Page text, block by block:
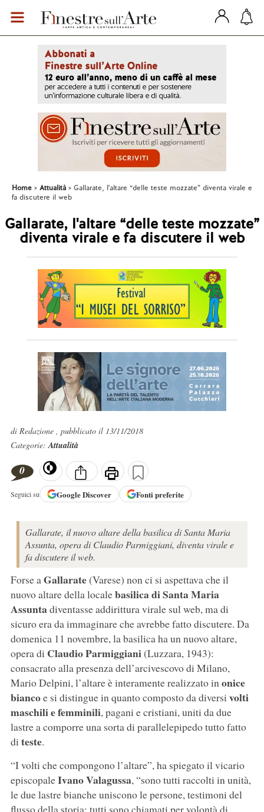
Home Attualità
Gallarate, l'altare “delle teste mozzate” diventa virale e
fa discutere il web
Gallarate, l'altare “delle teste mozzate”
diventa virale e fa discutere il web
di Redazione , pubblicato il 13/11/2018
Categorie:Attualità
0
Seguici su GoogleDiscover Fonti preferite
Gallarate, il nuovo altare della basilica di Santa Maria
Assunta, opera di Claudio Parmiggiani, diventa virale e
fa discutere il web.
Forse aGallarate(Varese) non ci si aspettava che il
nuovo altare della localebasilica di Santa Maria
Assuntadiventasse addirittura virale sul web, ma di
sicuro era da immaginare che avrebbe fatto discutere. Da
domenica 11 novembre, la basilica ha un nuovo altare,
opera di Claudio Parmiggiani(Luzzara, 1943):
consacrato alla presenza dell’arcivescovo di Milano,
Mario Delpini, l’altare è interamente realizzato inonice
biancoe si distingue in quanto composto da diversi volti
maschili e femminili, pagani e cristiani, uniti da due
lastre a comporre una sorta di parallelepipedo tutto fatto
di teste.
“I volti che compongono l’altare”, ha spiegato il vicario
episcopaleIvano Valagussa, “sono tutti raccolti in unità,
le due lastre bianche uniscono le persone, testimoni del
flusso della storia; tutti sono chiamati per volontà di